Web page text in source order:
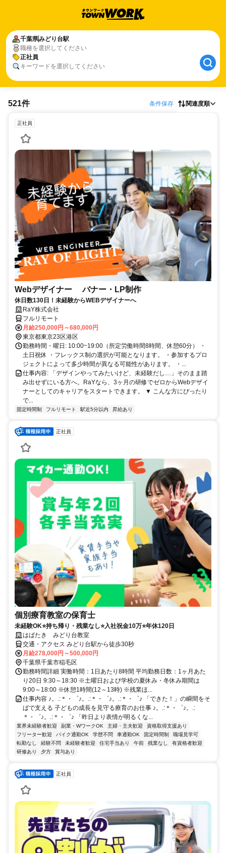
千葉県みどり台駅
職種を選択してください
正社員
キーワードを選択してください
521件 条件保存 関連度順
正社員
Webデザイナー バナー・LP制作
休日数130日！未経験からWEBデザイナーへ
RaY株式会社
フルリモート
月給250,000円～680,000円
東京都東京23区港区
勤務時間・曜日: 10:00~19:00（所定労働時間8時間、休憩60分） ・
土日祝休 ・フレックス制の選択が可能となります。 ・参加するプロ
ジェクトによって多少時間が異なる可能性があります。 ・...
仕事内容: 「デザインやってみたいけど、未経験だし…」そのまま踏
み出せずにいる方へ。RaYなら、3ヶ月の研修でゼロからWebデザイ
ナーとしてのキャリアをスタートできます。 ▼ こんな方にぴったり
で...
固定時間制 フルリモート 駅近5分以内 昇給あり
正社員
個別療育教室の保育士
未経験OK⭐持ち帰り・残業なし⭐入社祝金10万⭐年休120日
はばたき みどり台教室
交通・アクセス みどり台駅から徒歩30秒
月給278,000円～500,000円
千葉県千葉市稲毛区
勤務時間詳細 実働時間：1日あたり8時間 平均勤務日数：1ヶ月あた
り20日 9:30～18:30 ※土曜日および学校の夏休み・冬休み期間は
9:00～18:00 ※休憩1時間(12～13時) ※残業ほ...
仕事内容 ♪。.:＊・゜♪。.:＊・゜♪。.:＊・゜♪ 「できた！」の瞬間をそ
ばで支える 子どもの成長を見守る療育のお仕事 ♪。.:＊・゜♪。.:
＊・゜♪。.:＊・゜♪ 「昨日より表情が明るくな...
業界未経験者歓迎 副業・WワークOK 主婦・主夫歓迎
資格取得支援あり
フリーター歓迎
バイク通勤OK 学歴不問 車通勤OK 固定時間制
職場見学可
転勤なし
経験不問 未経験者歓迎 住宅手当あり 午前 残業なし
有資格者歓迎
研修あり
夕方 賞与あり
正社員